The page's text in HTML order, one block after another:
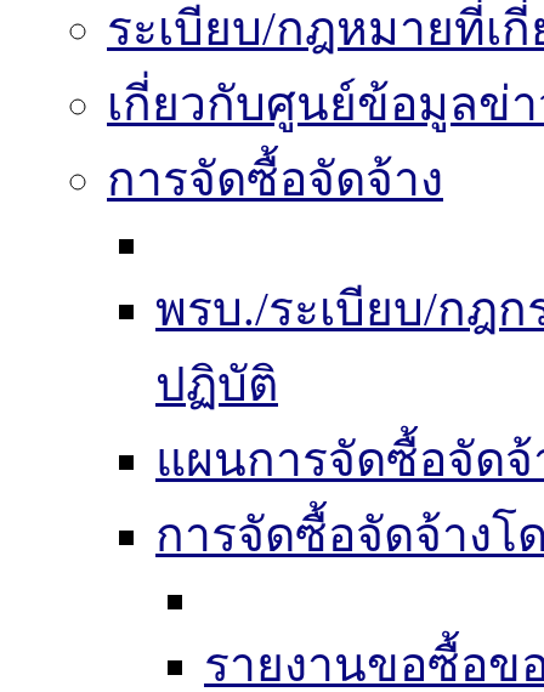
ระเบียบ/กฎหมายที่เ
เกี่ยวกับศูนย์ข้อมูลข่
การจัดซื้อจัดจ้าง
พรบ./ระเบียบ/กฎ
ปฏิบัติ
แผนการจัดซื้อจัดจ้
การจัดซื้อจัดจ้าง
รายงานขอซื้อข